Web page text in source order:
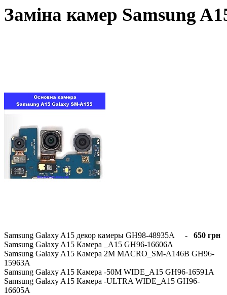
Заміна камер Samsung
Samsung Galaxy A15 декор камеры GH98-48935A - 650 грн
Samsung Galaxy A15 Камера _A15 GH96-16606A
Samsung Galaxy A15 Камера 2M MACRO_SM-A146B GH96-
15963A
Samsung Galaxy A15 Камера -50M WIDE_A15 GH96-16591A
Samsung Galaxy A15 Камера -ULTRA WIDE_A15 GH96-
16605A